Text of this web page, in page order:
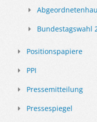
Bundestagswahl
Positionspapiere
PPI
Pressemitteilung
Pressespiegel